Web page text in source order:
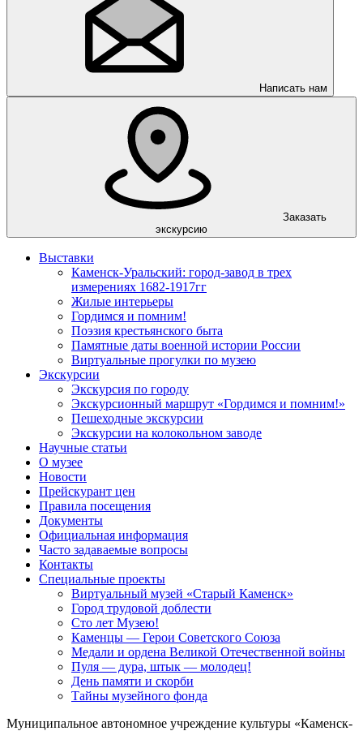
Написать нам
Заказать
экскурсию
Выставки
Каменск-Уральский: город-завод в трех
измерениях 1682-1917гг
Жилые интерьеры
Гордимся и помним!
Поэзия крестьянского быта
Памятные даты военной истории России
Виртуальные прогулки по музею
Экскурсии
Экскурсия по городу
Экскурсионный маршрут «Гордимся и помним!»
Пешеходные экскурсии
Экскурсии на колокольном заводе
Научные статьи
О музее
Новости
Прейскурант цен
Правила посещения
Документы
Официальная информация
Часто задаваемые вопросы
Контакты
Специальные проекты
Виртуальный музей «Старый Каменск»
Город трудовой доблести
Сто лет Музею!
Каменцы — Герои Советского Союза
Медали и ордена Великой Отечественной войны
Пуля — дура, штык — молодец!
День памяти и скорби
Тайны музейного фонда
Муниципальное автономное учреждение культуры «Каменск-